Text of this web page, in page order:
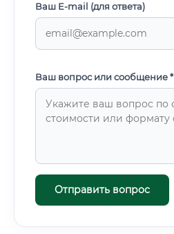
Ваш E-mail (для ответа)
Ваш вопрос или сообщение *
Отправить вопрос